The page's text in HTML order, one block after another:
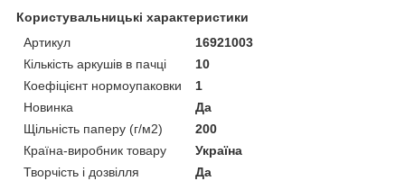
Користувальницькі характеристики
Артикул
16921003
Кількість аркушів в пачці
10
Коефіцієнт нормоупаковки
1
Новинка
Да
Щільність паперу (г/м2)
200
Країна-виробник товару
Україна
Творчість і дозвілля
Да